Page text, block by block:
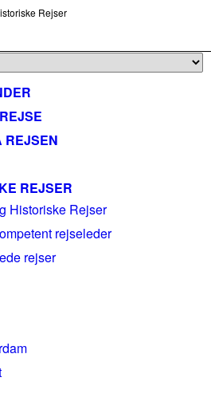
Rejser
REJSEN
REJSER
Historiske Rejser
rejseleder
rejser